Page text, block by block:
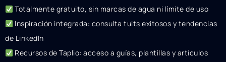
Totalmente gratuito, sin marcas de agua ni límite de uso
Inspiración integrada: consulta tuits exitosos y tendencias
de LinkedIn
Recursos de Taplio: acceso a guías, plantillas y artículos